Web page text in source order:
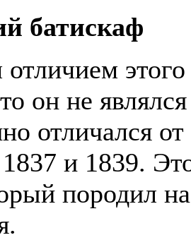
батискаф
этого
он не
отличался
1837 и 1839.
породил